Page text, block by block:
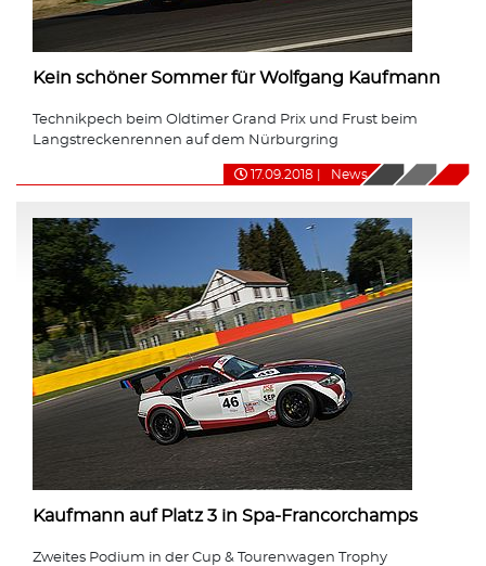
Kein schöner Sommer für Wolfgang Kaufmann
Technikpech beim Oldtimer Grand Prix und Frust beim
Langstreckenrennen auf dem Nürburgring
17.09.2018 News
Kaufmann auf Platz 3 in Spa-Francorchamps
Zweites Podium in der Cup & Tourenwagen Trophy